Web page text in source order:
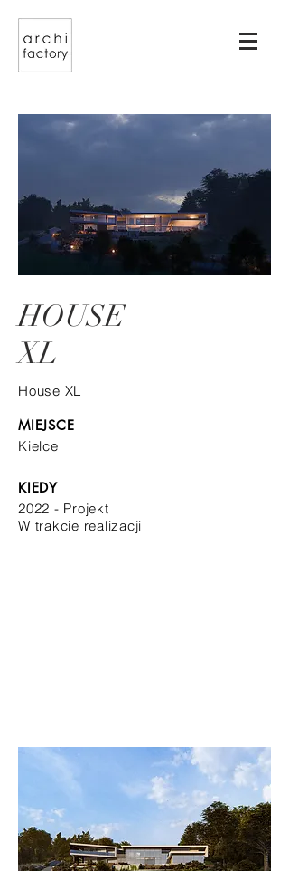
HOUSE
XL
House XL
MIEJSCE
Kielce
KIEDY
2022 - Projekt
W trakcie realizacji